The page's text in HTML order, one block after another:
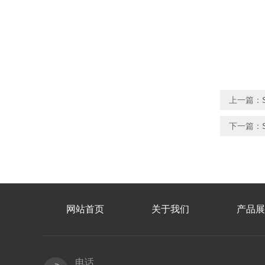
上一篇：
下一篇：
网站首页 关于我们 产品
电话